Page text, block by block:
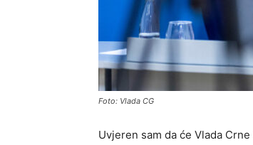
Foto: Vlada CG
Uvjeren sam da će Vlada